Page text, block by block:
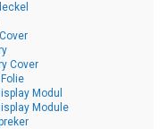
Cover
Modul
Module